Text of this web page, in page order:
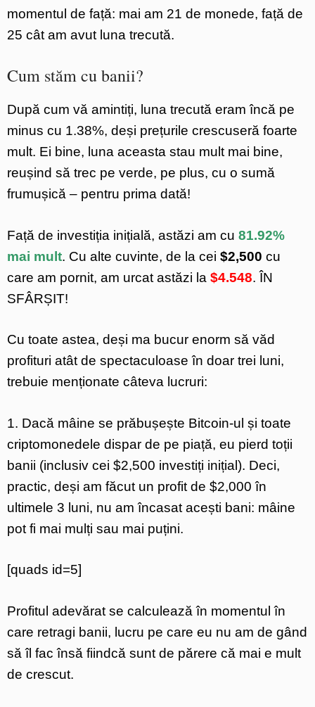
momentul de față: mai am 21 de monede, față de
25 cât am avut luna trecută.
Cum stăm cu banii?
După cum vă amintiți, luna trecută eram încă pe
minus cu 1.38%, deși prețurile crescuseră foarte
mult. Ei bine, luna aceasta stau mult mai bine,
reușind să trec pe verde, pe plus, cu o sumă
frumușică – pentru prima dată!
Față de investiția inițială, astăzi am cu 81.92%
mai mult. Cu alte cuvinte, de la cei $2,500 cu
care am pornit, am urcat astăzi la $4.548. ÎN
SFÂRȘIT!
Cu toate astea, deși ma bucur enorm să văd
profituri atât de spectaculoase în doar trei luni,
trebuie menționate câteva lucruri:
1. Dacă mâine se prăbușește Bitcoin-ul și toate
criptomonedele dispar de pe piață, eu pierd toții
banii (inclusiv cei $2,500 investiți inițial). Deci,
practic, deși am făcut un profit de $2,000 în
ultimele 3 luni, nu am încasat acești bani: mâine
pot fi mai mulți sau mai puțini.
[quads id=5]
Profitul adevărat se calculează în momentul în
care retragi banii, lucru pe care eu nu am de gând
să îl fac însă fiindcă sunt de părere că mai e mult
de crescut.